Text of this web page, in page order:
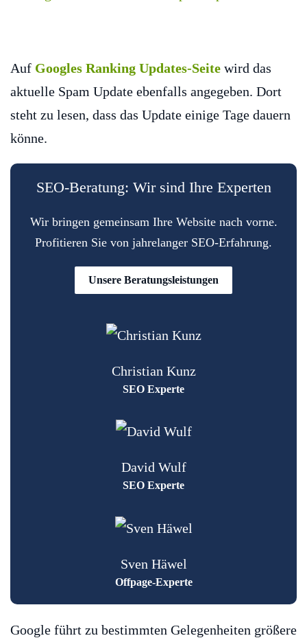
Auf Googles Ranking Updates-Seite wird das
aktuelle Spam Update ebenfalls angegeben. Dort
steht zu lesen, dass das Update einige Tage dauern
könne.
SEO-Beratung: Wir sind Ihre Experten
Wir bringen gemeinsam Ihre Website nach vorne.
Profitieren Sie von jahrelanger SEO-Erfahrung.
Unsere Beratungsleistungen
Christian Kunz
SEO Experte
David Wulf
SEO Experte
Sven Häwel
Offpage-Experte
Google führt zu bestimmten Gelegenheiten größere